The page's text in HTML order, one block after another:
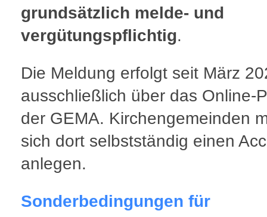
grundsätzlich melde- und
vergütungspflichtig.
Die Meldung erfolgt seit März
ausschließlich über das Online-
der GEMA. Kirchengemeinden
sich dort selbstständig einen
anlegen.
Sonderbedingungen für